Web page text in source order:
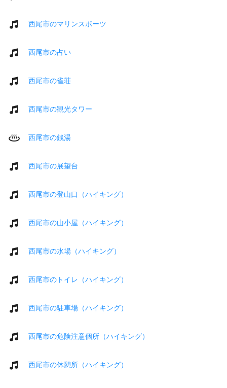
西尾市のマリンスポーツ
西尾市の占い
西尾市の雀荘
西尾市の観光タワー
西尾市の銭湯
西尾市の展望台
西尾市の登山口（ハイキング）
西尾市の山小屋（ハイキング）
西尾市の水場（ハイキング）
西尾市のトイレ（ハイキング）
西尾市の駐車場（ハイキング）
西尾市の危険注意個所（ハイキング）
西尾市の休憩所（ハイキング）